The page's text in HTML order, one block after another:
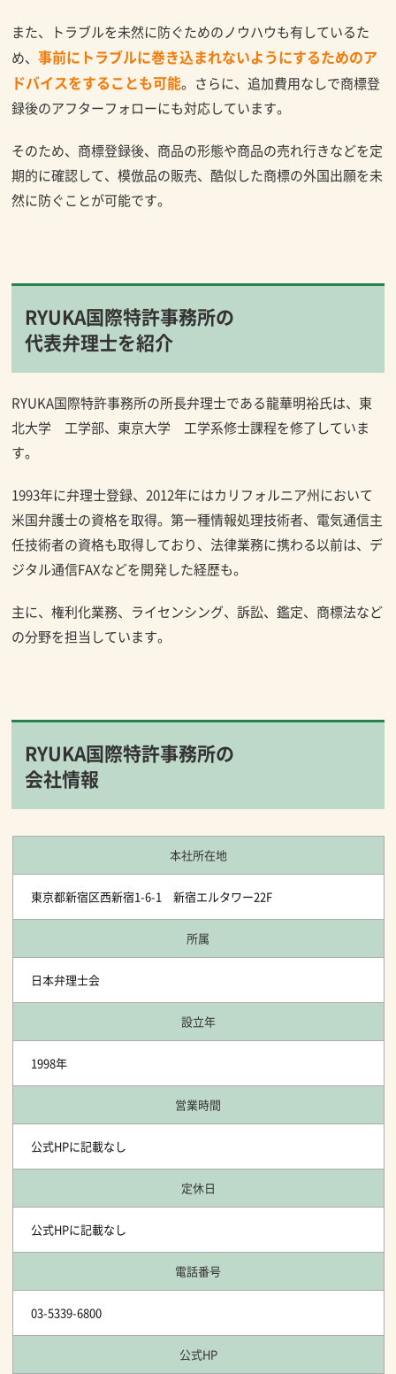
また、トラブルを未然に防ぐためのノウハウも有しているた
め、事前にトラブルに巻き込まれないようにするためのア
ドバイスをすることも可能。さらに、追加費用なしで商標登
録後のアフターフォローにも対応しています。
そのため、商標登録後、商品の形態や商品の売れ行きなどを定
期的に確認して、模倣品の販売、酷似した商標の外国出願を未
然に防ぐことが可能です。
RYUKA国際特許事務所の
代表弁理士を紹介
RYUKA国際特許事務所の所長弁理士である龍華明裕氏は、東
北大学 工学部、東京大学 工学系修士課程を修了していま
す。
1993年に弁理士登録、2012年にはカリフォルニア州において
米国弁護士の資格を取得。第一種情報処理技術者、電気通信主
任技術者の資格も取得しており、法律業務に携わる以前は、デ
ジタル通信FAXなどを開発した経歴も。
主に、権利化業務、ライセンシング、訴訟、鑑定、商標法など
の分野を担当しています。
RYUKA国際特許事務所の
会社情報
本社所在地
東京都新宿区西新宿1-6-1 新宿エルタワー22F
所属
日本弁理士会
設立年
1998年
営業時間
公式HPに記載なし
定休日
公式HPに記載なし
電話番号
03-5339-6800
公式HP